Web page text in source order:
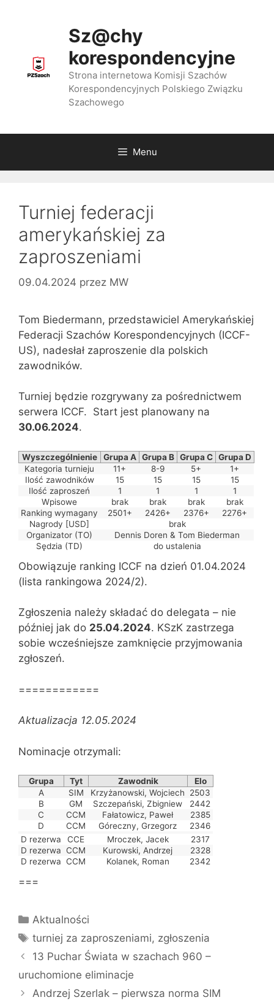
Sz@chy
korespondencyjne
Strona internetowa Komisji Szachów
Korespondencyjnych Polskiego Związku
Szachowego
Menu
Turniej federacji
amerykańskiej za
zaproszeniami
09.04.2024 przez MW
Tom Biedermann, przedstawiciel Amerykańskiej
Federacji Szachów Korespondencyjnych (ICCF-
US), nadesłał zaproszenie dla polskich
zawodników.
Turniej będzie rozgrywany za pośrednictwem
serwera ICCF. Start jest planowany na
30.06.2024.
Wyszczególnienie Grupa A Grupa B Grupa C Grupa D
Kategoria turnieju
11+ 8-9 5+
1+
Ilość zawodników
15 15 15
15
Ilość zaproszeń
1 1 1
1
Wpisowe
brak brak brak
brak
Ranking wymagany
2501+ 2426+ 2376+
2276+
Nagrody [USD]
brak
Organizator (TO)
Dennis Doren & Tom Biederman
Sędzia (TD)
do ustalenia
Obowiązuje ranking ICCF na dzień 01.04.2024
(lista rankingowa 2024/2).
Zgłoszenia należy składać do delegata – nie
później jak do 25.04.2024. KSzK zastrzega
sobie wcześniejsze zamknięcie przyjmowania
zgłoszeń.
============
Aktualizacja 12.05.2024
Nominacje otrzymali:
Grupa Tyt Zawodnik
Elo
A
SIM Krzyżanowski, Wojciech
2503
B
GM Szczepański, Zbigniew
2442
C
CCM Fałatowicz, Paweł
2385
D
CCM Góreczny, Grzegorz
2346
D rezerwa
CCE Mroczek, Jacek
2317
D rezerwa CCM Kurowski, Andrzej
2328
D rezerwa CCM Kolanek, Roman 2342
===
Kategorie
Aktualności
Tagi
turniej za zaproszeniami, zgłoszenia
13 Puchar Świata w szachach 960 –
uruchomione eliminacje
Andrzej Szerlak – pierwsza norma SIM